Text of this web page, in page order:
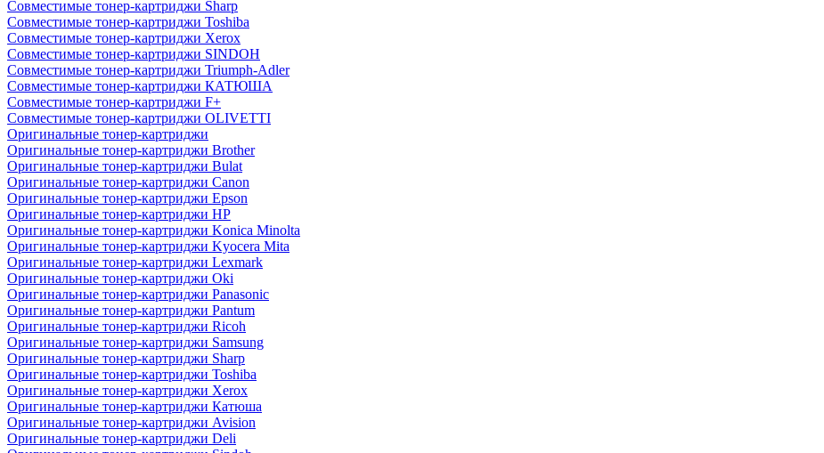
Совместимые тонер-картриджи Sharp
Совместимые тонер-картриджи Toshiba
Совместимые тонер-картриджи Xerox
Совместимые тонер-картриджи SINDOH
Совместимые тонер-картриджи Triumph-Adler
Совместимые тонер-картриджи КАТЮША
Совместимые тонер-картриджи F+
Совместимые тонер-картриджи OLIVETTI
Оригинальные тонер-картриджи
Оригинальные тонер-картриджи Brother
Оригинальные тонер-картриджи Bulat
Оригинальные тонер-картриджи Canon
Оригинальные тонер-картриджи Epson
Оригинальные тонер-картриджи HP
Оригинальные тонер-картриджи Konica Minolta
Оригинальные тонер-картриджи Kyocera Mita
Оригинальные тонер-картриджи Lexmark
Оригинальные тонер-картриджи Oki
Оригинальные тонер-картриджи Panasonic
Оригинальные тонер-картриджи Pantum
Оригинальные тонер-картриджи Ricoh
Оригинальные тонер-картриджи Samsung
Оригинальные тонер-картриджи Sharp
Оригинальные тонер-картриджи Toshiba
Оригинальные тонер-картриджи Xerox
Оригинальные тонер-картриджи Катюша
Оригинальные тонер-картриджи Avision
Оригинальные тонер-картриджи Deli